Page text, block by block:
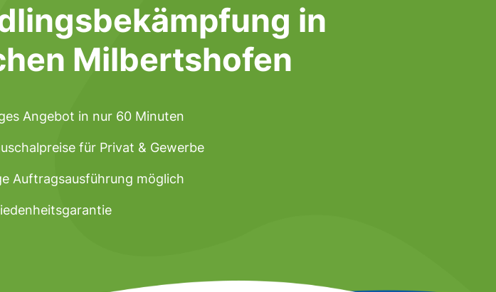
in
Milbertshofen
Angebot in nur 60 Minuten
für Privat & Gewerbe
Auftragsausführung möglich